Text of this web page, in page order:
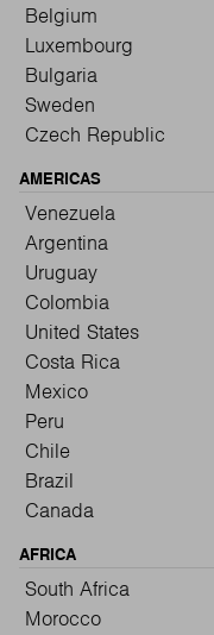
Belgium
Luxembourg
Bulgaria
Sweden
Czech Republic
AMERICAS
Venezuela
Argentina
Uruguay
Colombia
United States
Costa Rica
Mexico
Peru
Chile
Brazil
Canada
AFRICA
South Africa
Morocco